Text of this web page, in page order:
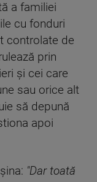
a familiei
cu fonduri
controlate de
prin
și cei care
sau orice alt
să depună
apoi
"Dar toată